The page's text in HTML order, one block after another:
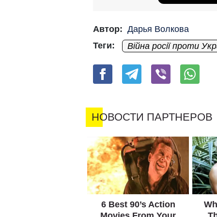
Автор: Дарья Волкова
Теги:
Війна росії проти